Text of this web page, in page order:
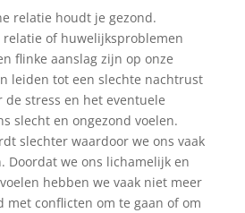
relatie houdt je gezond.
relatie of huwelijksproblemen
flinke aanslag zijn op onze
leiden tot een slechte nachtrust
de stress en het eventuele
slecht en ongezond voelen.
slechter waardoor we ons vaak
Doordat we ons lichamelijk en
hebben we vaak niet meer
met conflicten om te gaan of om